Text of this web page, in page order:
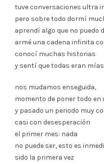
tuve conversaciones ultra
pero sobre todo dormí
aprendí algo que no puedo
armé una cadena infinita
conocí muchas historias
y sentí que todas eran mías
nos mudamos enseguida,
momento de poner todo en
y pasado un periodo muy
casi con desesperación
el primer mes: nada
no puede ser, esto es
sido la primera vez